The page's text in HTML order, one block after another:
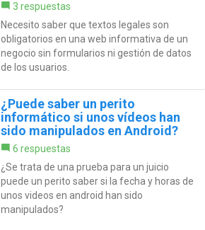
3 respuestas
Necesito saber que textos legales son
obligatorios en una web informativa de un
negocio sin formularios ni gestión de datos
de los usuarios.
¿Puede saber un perito
informático si unos vídeos han
sido manipulados en Android?
6 respuestas
¿Se trata de una prueba para un juicio
puede un perito saber si la fecha y horas de
unos videos en android han sido
manipulados?